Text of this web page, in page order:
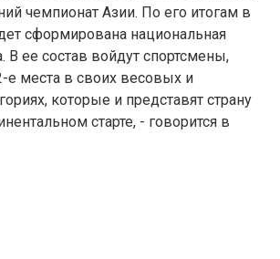
чемпионат Азии. По его итогам в
сформирована национальная
В ее состав войдут спортсмены,
е места в своих весовых и
которые и представят страну
старте, - говорится в